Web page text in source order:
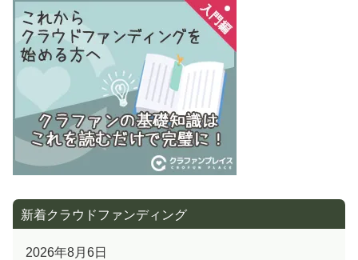
ョ
ン
新着クラウドファンディング
2026年8月6日